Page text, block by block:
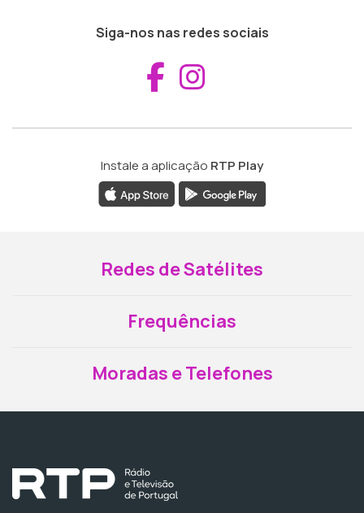
Siga-nos nas redes sociais
Aceder ao
Instale a aplicação RTP Play
Redes de Satélites
Frequências
Moradas e Telefones